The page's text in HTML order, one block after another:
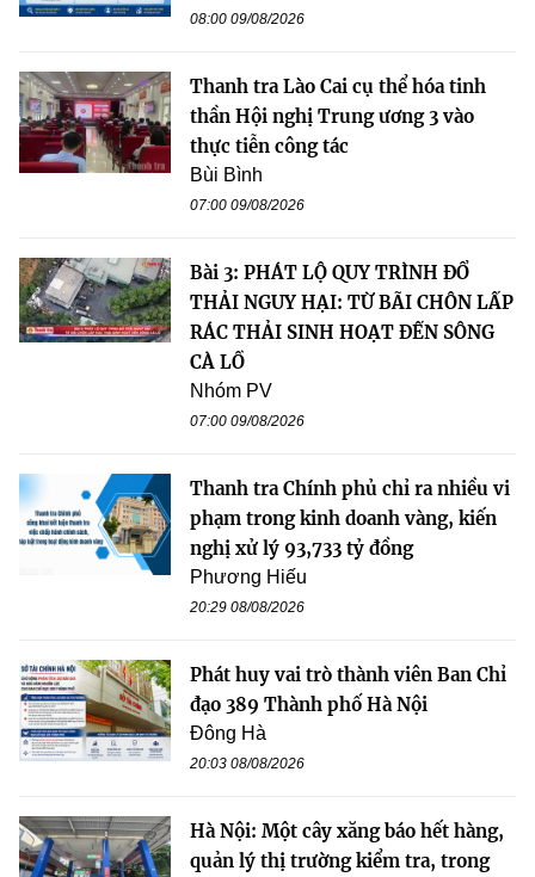
08:00 09/08/2026
Thanh tra Lào Cai cụ thể hóa tinh
thần Hội nghị Trung ương 3 vào
thực tiễn công tác
Bùi Bình
07:00 09/08/2026
Bài 3: PHÁT LỘ QUY TRÌNH ĐỔ
THẢI NGUY HẠI: TỪ BÃI CHÔN LẤP
RÁC THẢI SINH HOẠT ĐẾN SÔNG
CÀ LỒ
Nhóm PV
07:00 09/08/2026
Thanh tra Chính phủ chỉ ra nhiều vi
phạm trong kinh doanh vàng, kiến
nghị xử lý 93,733 tỷ đồng
Phương Hiếu
20:29 08/08/2026
Phát huy vai trò thành viên Ban Chỉ
đạo 389 Thành phố Hà Nội
Đông Hà
20:03 08/08/2026
Hà Nội: Một cây xăng báo hết hàng,
quản lý thị trường kiểm tra, trong